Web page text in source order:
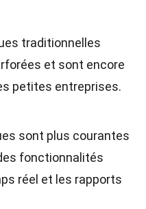
traditionnelles
et sont encore
petites entreprises.
sont plus courantes
fonctionnalités
réel et les rapports